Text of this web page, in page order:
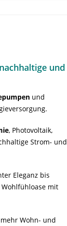
und
und
, Photovoltaik,
Strom- und
Eleganz bis
mit
Wohn- und